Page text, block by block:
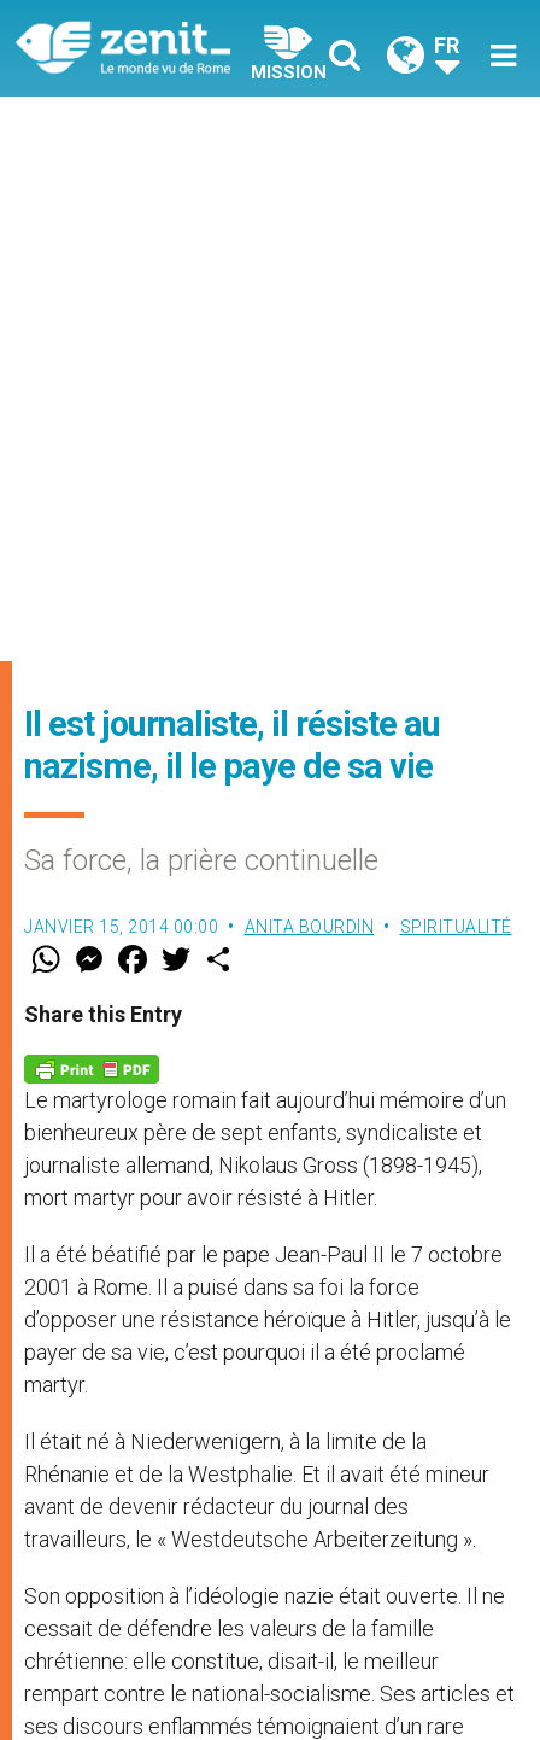
MISSION
FR
Il est journaliste, il résiste au
nazisme, il le paye de sa vie
Sa force, la prière continuelle
JANVIER 15, 2014 00:00 ANITA BOURDIN SPIRITUALITÉ
W
t
s
p
p
M
e
s
e
g
e
r
F
a
e
b
o
k
w
Share this Entry
Le martyrologe romain fait aujourd’hui mémoire d’un
bienheureux père de sept enfants, syndicaliste et
journaliste allemand, Nikolaus Gross (1898-1945),
mort martyr pour avoir résisté à Hitler.
Il a été béatifié par le pape Jean-Paul II le 7 octobre
2001 à Rome. Il a puisé dans sa foi la force
d’opposer une résistance héroïque à Hitler, jusqu’à le
payer de sa vie, c’est pourquoi il a été proclamé
martyr.
Il était né à Niederwenigern, à la limite de la
Rhénanie et de la Westphalie. Et il avait été mineur
avant de devenir rédacteur du journal des
travailleurs, le « Westdeutsche Arbeiterzeitung ».
Son opposition à l’idéologie nazie était ouverte. Il ne
cessait de défendre les valeurs de la famille
chrétienne: elle constitue, disait-il, le meilleur
rempart contre le national-socialisme. Ses articles et
ses discours enflammés témoignaient d’un rare